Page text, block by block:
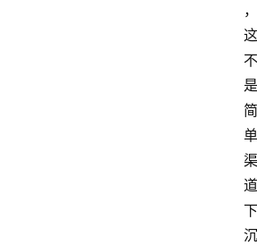
，
这
不
是
简
单
渠
道
下
沉